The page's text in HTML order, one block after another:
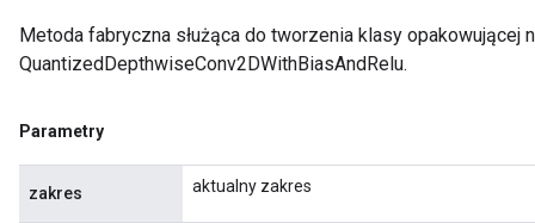
Metoda fabryczna służąca do tworzenia klasy opakowującej
QuantizedDepthwiseConv2DWithBiasAndRelu.
Parametry
zakres aktualny zakres